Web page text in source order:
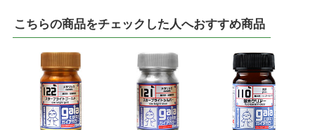
こちらの商品をチェックした人へおすすめ商品